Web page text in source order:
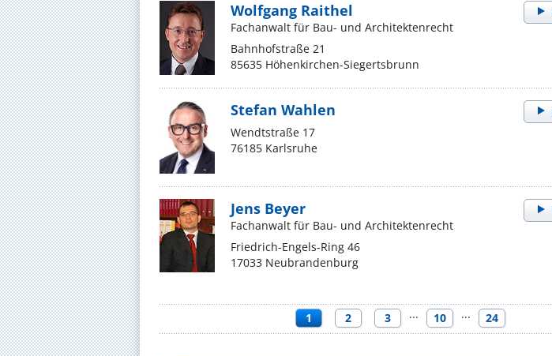
Wolfgang Raithel
Fachanwalt für Bau- und Architektenrecht
Bahnhofstraße 21
85635 Höhenkirchen-Siegertsbrunn
Stefan Wahlen
Wendtstraße 17
76185 Karlsruhe
Jens Beyer
Fachanwalt für Bau- und Architektenrecht
Friedrich-Engels-Ring 46
17033 Neubrandenburg
1 2 3 ··· 10 ··· 24